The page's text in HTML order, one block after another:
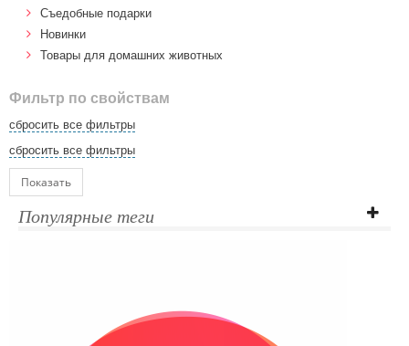
Cъедобные подарки
Новинки
Товары для домашних животных
Фильтр по свойствам
сбросить все фильтры
сбросить все фильтры
Показать
Популярные теги